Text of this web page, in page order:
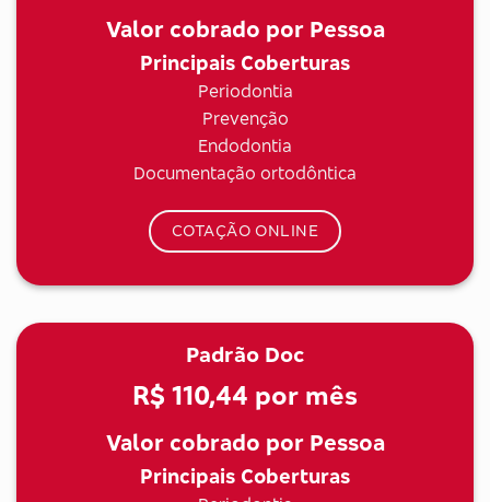
Valor cobrado por Pessoa
Principais Coberturas
Periodontia
Prevenção
Endodontia
Documentação ortodôntica
COTAÇÃO ONLINE
Padrão Doc
R$ 110,44 por mês
Valor cobrado por Pessoa
Principais Coberturas